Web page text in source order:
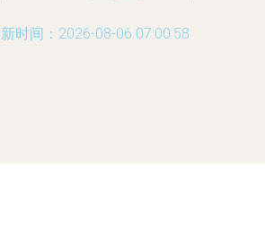
时间：2026-08-06 07:00:58